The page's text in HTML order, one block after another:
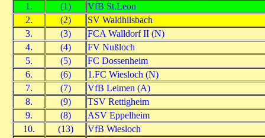
1.
(1)
VfB St.Leon
2.
(2)
SV Waldhilsbach
3.
(3)
FCA Walldorf II (N)
4.
(4)
FV Nußloch
5.
(5)
FC Dossenheim
6.
(6)
1.FC Wiesloch (N)
7.
(7)
VfB Leimen (A)
8.
(9)
TSV Rettigheim
9.
(8)
ASV Eppelheim
10.
(13)
VfB Wiesloch